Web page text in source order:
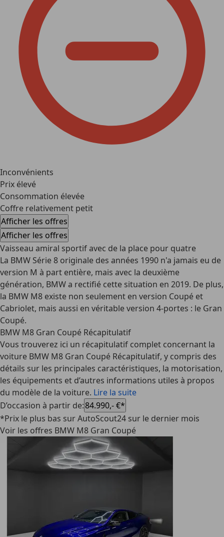
Inconvénients
Prix élevé
Consommation élevée
Coffre relativement petit
Afficher les offres
Afficher les offres
Vaisseau amiral sportif avec de la place pour quatre
La BMW Série 8 originale des années 1990 n'a jamais eu de
version M à part entière, mais avec la deuxième
génération, BMW a rectifié cette situation en 2019. De plus,
la BMW M8 existe non seulement en version Coupé et
Cabriolet, mais aussi en véritable version 4-portes : le Gran
Coupé.
BMW M8 Gran Coupé Récapitulatif
Vous trouverez ici un récapitulatif complet concernant la
voiture BMW M8 Gran Coupé Récapitulatif, y compris des
détails sur les principales caractéristiques, la motorisation,
les équipements et d’autres informations utiles à propos
du modèle de la voiture. Lire la suite
D’occasion à partir de:84.990,- €*
*Prix le plus bas sur AutoScout24 sur le dernier mois
Voir les offres BMW M8 Gran Coupé